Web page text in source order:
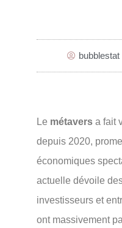
bubblestat
Le métavers a fait
depuis 2020,
économiques
actuelle dévoile
investisseurs et
ont massivement